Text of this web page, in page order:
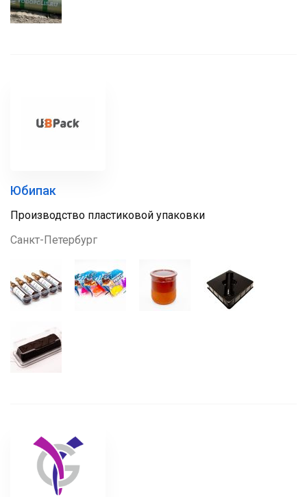
Юбипак
Производство пластиковой упаковки
Санкт-Петербург